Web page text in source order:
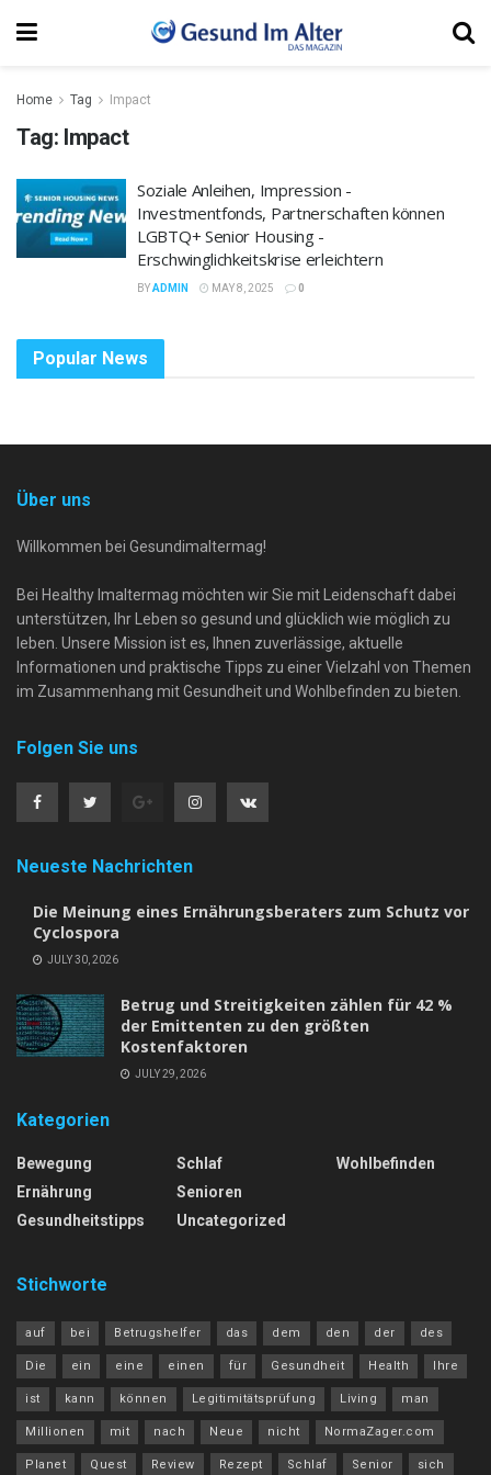
Home Tag Impact
Tag: Impact
Soziale Anleihen, Impression -
Investmentfonds, Partnerschaften können
LGBTQ+ Senior Housing -
Erschwinglichkeitskrise erleichtern
BYADMIN MAY 8, 2025 0
Popular News
Über uns
Willkommen bei Gesundimaltermag!
Bei Healthy Imaltermag möchten wir Sie mit Leidenschaft dabei
unterstützen, Ihr Leben so gesund und glücklich wie möglich zu
leben. Unsere Mission ist es, Ihnen zuverlässige, aktuelle
Informationen und praktische Tipps zu einer Vielzahl von Themen
im Zusammenhang mit Gesundheit und Wohlbefinden zu bieten.
Folgen Sie uns
Neueste Nachrichten
Die Meinung eines Ernährungsberaters zum Schutz vor
Cyclospora
JULY 30, 2026
Betrug und Streitigkeiten zählen für 42 %
der Emittenten zu den größten
Kostenfaktoren
JULY 29, 2026
Kategorien
Bewegung
Ernährung
Gesundheitstipps
Schlaf
Senioren
Uncategorized
Wohlbefinden
Stichworte
auf bei Betrugshelfer das dem den der des
Die ein eine einen für Gesundheit Health Ihre
ist kann können Legitimitätsprüfung Living man
Millionen mit nach Neue nicht NormaZager.com
Planet Quest Review Rezept Schlaf Senior sich